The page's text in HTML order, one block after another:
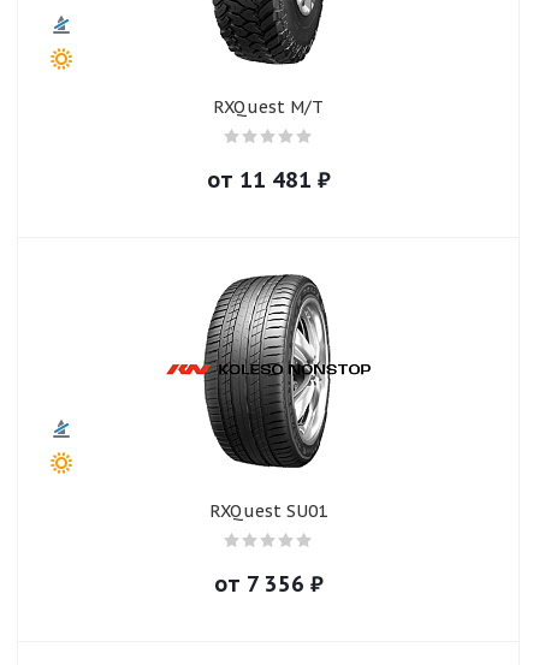
RXQuest M/T
от 11 481 ₽
RXQuest SU01
от 7 356 ₽